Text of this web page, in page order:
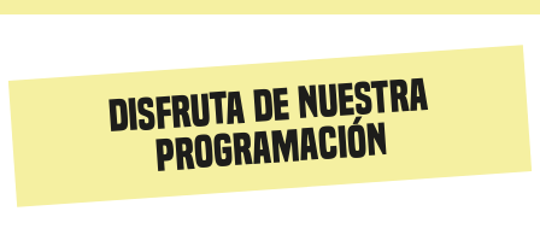
Disfruta de nuestra
programación